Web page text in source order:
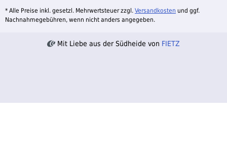
* Alle Preise inkl. gesetzl. Mehrwertsteuer zzgl. Versandkosten und ggf.
Nachnahmegebühren, wenn nicht anders angegeben.
Mit Liebe aus der Südheide von FIETZ